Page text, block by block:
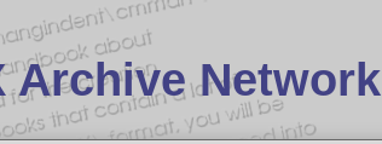
Archive Network